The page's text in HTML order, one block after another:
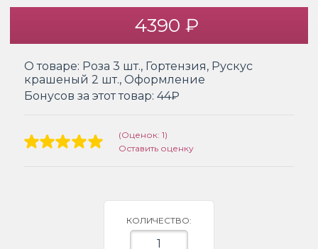
4390 ₽
О товаре: Роза 3 шт., Гортензия, Рускус
крашеный 2 шт., Оформление
Бонусов за этот товар: 44₽
(Оценок: 1)
Оставить оценку
КОЛИЧЕСТВО: